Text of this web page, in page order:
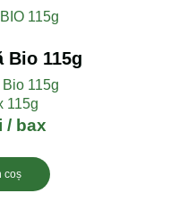
Bio 115g
115g
115g
/ bax
coș